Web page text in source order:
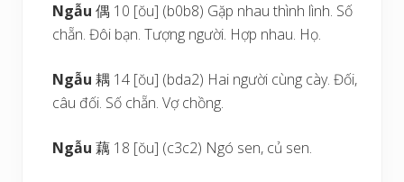
Ngẫu 偶 10 [ŏu] (b0b8) Gặp nhau thình lình. Số
chẵn. Đôi bạn. Tượng người. Hợp nhau. Họ.
Ngẫu耦 14 [ŏu] (bda2) Hai người cùng cày. Đối,
câu đối. Số chẵn. Vợ chồng.
Ngẫu藕 18 [ŏu] (c3c2) Ngó sen, củ sen.